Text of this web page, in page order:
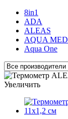
8in1
ADA
ALEAS
AQUA
Aqua One
Увеличить